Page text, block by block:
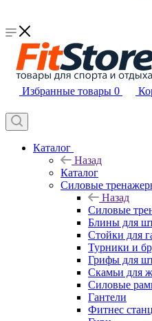
Избранные товары 0
Каталог
Назад
Каталог
Силовые
Назад
Силовые
Блины для
Стойки для
Турники и
Грифы для
Скамьи для
Силовые
Гантели
Фитнес